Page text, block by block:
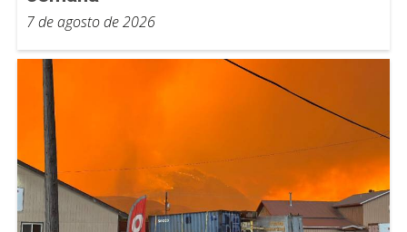
7 de agosto de 2026